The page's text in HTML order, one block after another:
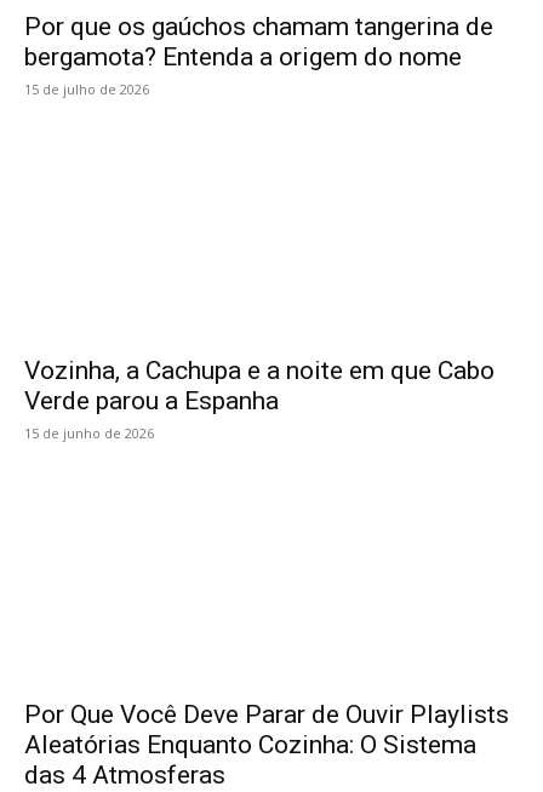
Por que os gaúchos chamam tangerina de
bergamota? Entenda a origem do nome
15 de julho de 2026
Vozinha, a Cachupa e a noite em que Cabo
Verde parou a Espanha
15 de junho de 2026
Por Que Você Deve Parar de Ouvir Playlists
Aleatórias Enquanto Cozinha: O Sistema
das 4 Atmosferas